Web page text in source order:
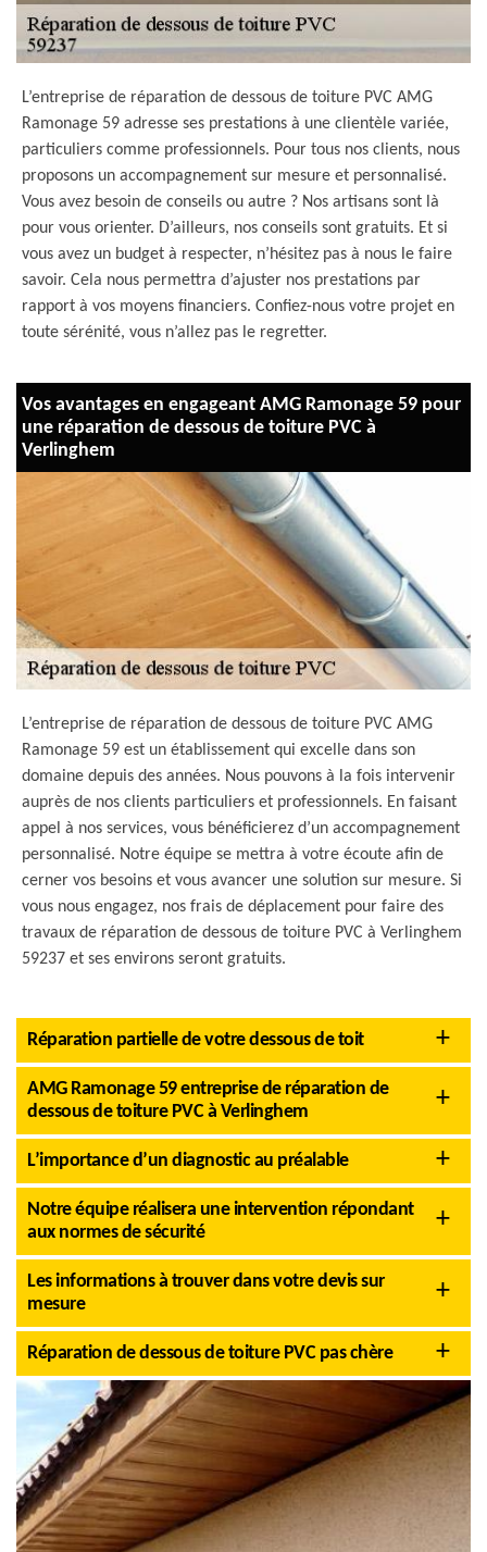
L’entreprise de réparation de dessous de toiture PVC AMG
Ramonage 59 adresse ses prestations à une clientèle variée,
particuliers comme professionnels. Pour tous nos clients, nous
proposons un accompagnement sur mesure et personnalisé.
Vous avez besoin de conseils ou autre ? Nos artisans sont là
pour vous orienter. D’ailleurs, nos conseils sont gratuits. Et si
vous avez un budget à respecter, n’hésitez pas à nous le faire
savoir. Cela nous permettra d’ajuster nos prestations par
rapport à vos moyens financiers. Confiez-nous votre projet en
toute sérénité, vous n’allez pas le regretter.
Vos avantages en engageant AMG Ramonage 59 pour
une réparation de dessous de toiture PVC à
Verlinghem
L’entreprise de réparation de dessous de toiture PVC AMG
Ramonage 59 est un établissement qui excelle dans son
domaine depuis des années. Nous pouvons à la fois intervenir
auprès de nos clients particuliers et professionnels. En faisant
appel à nos services, vous bénéficierez d’un accompagnement
personnalisé. Notre équipe se mettra à votre écoute afin de
cerner vos besoins et vous avancer une solution sur mesure. Si
vous nous engagez, nos frais de déplacement pour faire des
travaux de réparation de dessous de toiture PVC à Verlinghem
59237 et ses environs seront gratuits.
Réparation partielle de votre dessous de toit
AMG Ramonage 59 entreprise de réparation de
dessous de toiture PVC à Verlinghem
L’importance d’un diagnostic au préalable
Notre équipe réalisera une intervention répondant
aux normes de sécurité
Les informations à trouver dans votre devis sur
mesure
Réparation de dessous de toiture PVC pas chère